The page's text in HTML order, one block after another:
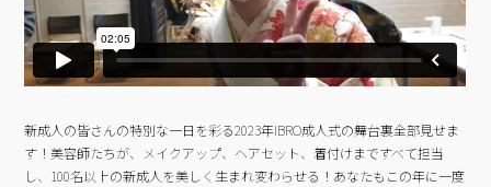
新成人の皆さんの特別な一日を彩る2023年IBRO成人式の舞台裏全部見せま
す！美容師たちが、メイクアップ、ヘアセット、着付けまですべて担当
し、100名以上の新成人を美しく生まれ変わらせる！あなたもこの年に一度